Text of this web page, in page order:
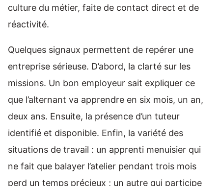
culture du métier, faite de contact direct et de
réactivité.
Quelques signaux permettent de repérer une
entreprise sérieuse. D’abord, la clarté sur les
missions. Un bon employeur sait expliquer ce
que l’alternant va apprendre en six mois, un an,
deux ans. Ensuite, la présence d’un tuteur
identifié et disponible. Enfin, la variété des
situations de travail : un apprenti menuisier qui
ne fait que balayer l’atelier pendant trois mois
perd un temps précieux ; un autre qui participe